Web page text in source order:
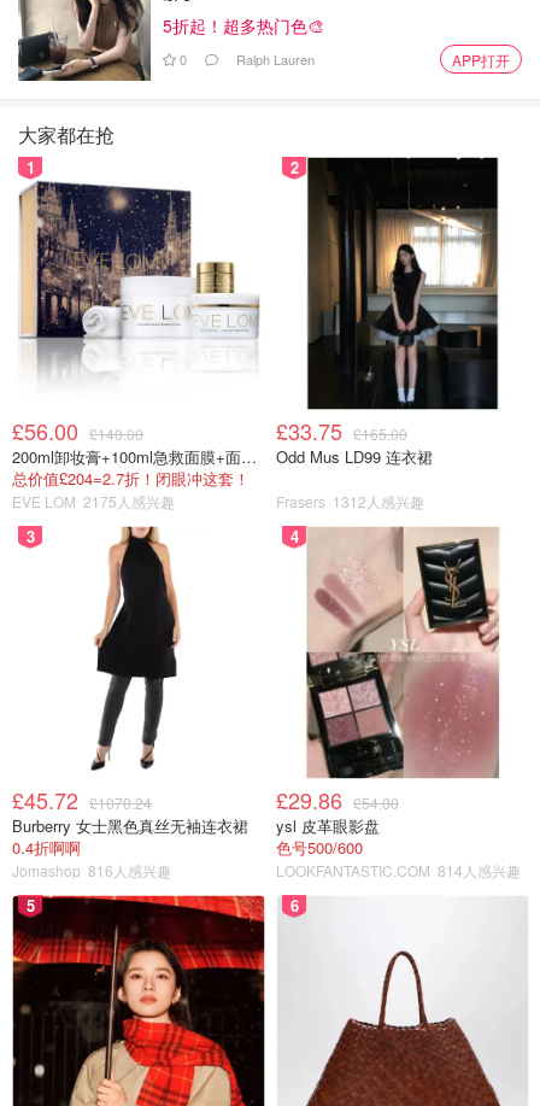
景观。
最适合在圣托里尼岛拍婚纱照的时间是在4月到6月和9月到
所以拍照时比较容易避免人流拥挤。
帕劳
帕劳虽然不是欧洲国家，但是在帕劳拍摄水下婚纱照是一种
很特别的体验，但需要保证你和你的伴侣都是潜水员或者至
少有一定的潜水经验。
水下婚纱照可以提供一种独特的视角，能够展示不同于传统
婚纱照的独特气质和风格。同时在水下环境中，透过海水的
模糊和柔和的光线，可以呈现出一种神秘的浪漫氛围，让人
们感觉非常的浪漫和奇妙。
5折起！超多热门色🎨
0 Ralph Lauren APP打开
大家都在抢
1
£56.00 £140.00
200ml卸妆膏+100ml急救面膜+面霜+洁颜布
总价值£204=2.7折！闭眼冲这套！
EVE LOM 2175人感兴趣
2
£33.75 £165.00
Odd Mus LD99 连衣裙
Frasers 1312人感兴趣
3
£45.72 £1070.24
Burberry 女士黑色真丝无袖连衣裙
0.4折啊啊
Jomashop 816人感兴趣
4
£29.86 £54.00
ysl 皮革眼影盘
色号500/600
LOOKFANTASTIC.COM 814人感兴趣
5 6